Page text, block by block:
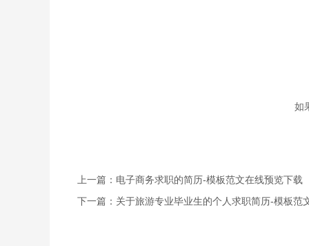
如
上一篇：电子商务求职的简历-模板范文在线预览下载
下一篇：关于旅游专业毕业生的个人求职简历-模板范